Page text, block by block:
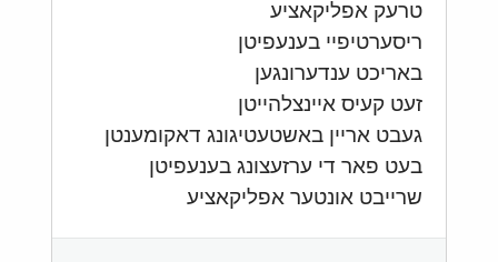
טרעק אפליקאציע
ריסערטיפיי בענעפיטן
באריכט ענדערונגען
זעט קעיס איינצלהייטן
געבט אריין באשטעטיגונג דאקומענטן
בעט פאר די ערזעצונג בענעפיטן
שרייבט אונטער אפליקאציע